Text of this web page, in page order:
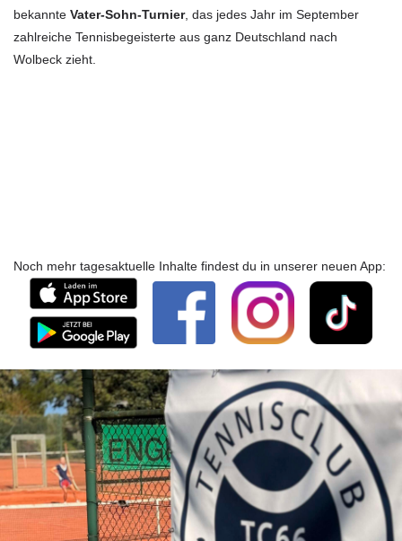
bekannte Vater-Sohn-Turnier, das jedes Jahr im September
zahlreiche Tennisbegeisterte aus ganz Deutschland nach
Wolbeck zieht.
Noch mehr tagesaktuelle Inhalte findest du in unserer neuen App: